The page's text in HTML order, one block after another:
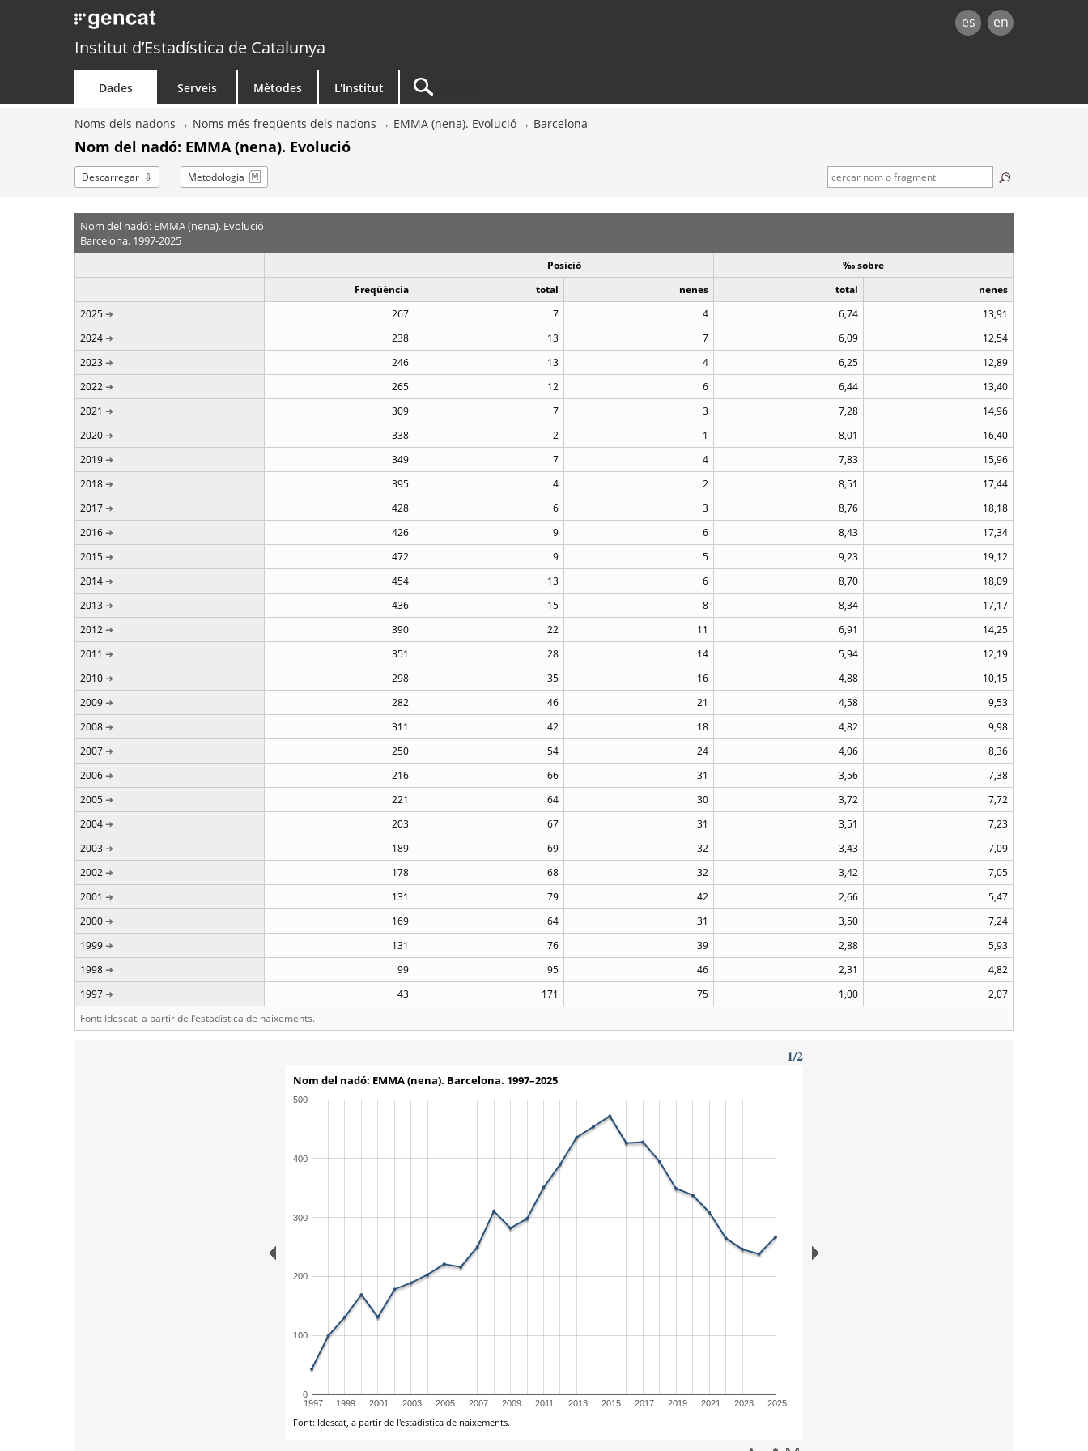
es en
Institut d’Estadística de Catalunya
Dades Serveis Mètodes L'Institut
Noms dels nadons Noms més freqüents dels nadons EMMA (nena). Evolució Barcelona
Nom del nadó: EMMA (nena). Evolució
Descarregar Metodologia
Nom del nadó: EMMA (nena). Evolució
Barcelona. 1997-2025
Posició
‰ sobre
Freqüència
total nenes total
nenes
2025
267 7 4 6,74
13,91
2024
238 13 7 6,09
12,54
2023
246 13 4 6,25
12,89
2022
265 12 6 6,44
13,40
2021
309 7 3 7,28
14,96
2020
338 2 1 8,01
16,40
2019
349 7 4 7,83
15,96
2018
395 4 2 8,51
17,44
2017
428 6 3 8,76
18,18
2016
426 9 6 8,43
17,34
2015
472 9 5 9,23
19,12
2014
454 13 6 8,70
18,09
2013
436 15 8 8,34
17,17
2012
390 22 11 6,91
14,25
2011
351 28 14 5,94
12,19
2010
298 35 16 4,88
10,15
2009
282 46 21 4,58
9,53
2008
311 42 18 4,82
9,98
2007
250 54 24 4,06
8,36
2006
216 66 31 3,56
7,38
2005
221 64 30 3,72
7,72
2004
203 67 31 3,51
7,23
2003
189 69 32 3,43
7,09
2002
178 68 32 3,42
7,05
2001
131 79 42 2,66
5,47
2000
169 64 31 3,50
7,24
1999
131 76 39 2,88
5,93
1998
99 95 46 2,31
4,82
1997
43 171 75 1,00
2,07
Font: Idescat, a partir de l'estadística de naixements.